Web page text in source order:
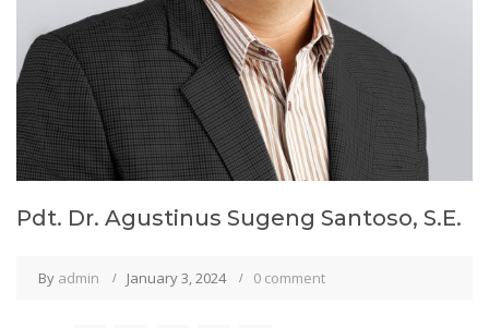
Pdt. Dr. Agustinus Sugeng Santoso, S.E.
By admin January 3, 2024 0 comment